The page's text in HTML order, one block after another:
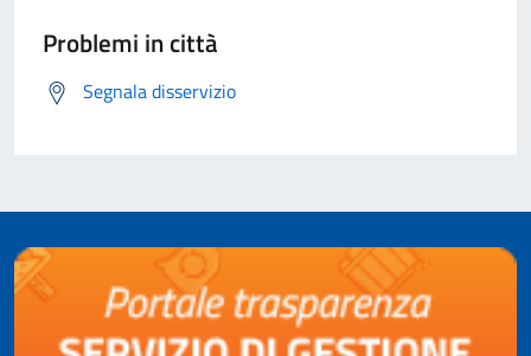
Problemi in città
Segnala disservizio